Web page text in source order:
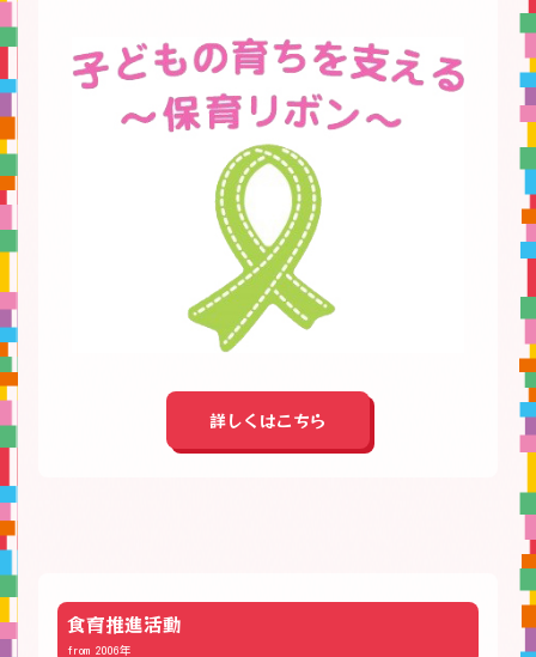
詳しくはこちら
食育推進活動
from 2006年